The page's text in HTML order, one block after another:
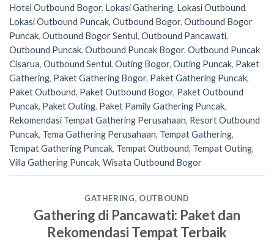
Hotel Outbound Bogor, Lokasi Gathering, Lokasi Outbound,
Lokasi Outbound Puncak, Outbound Bogor, Outbound Bogor
Puncak, Outbound Bogor Sentul, Outbound Pancawati,
Outbound Puncak, Outbound Puncak Bogor, Outbound Puncak
Cisarua, Outbound Sentul, Outing Bogor, Outing Puncak, Paket
Gathering, Paket Gathering Bogor, Paket Gathering Puncak,
Paket Outbound, Paket Outbound Bogor, Paket Outbound
Puncak, Paket Outing, Paket Pamily Gathering Puncak,
Rekomendasi Tempat Gathering Perusahaan, Resort Outbound
Puncak, Tema Gathering Perusahaan, Tempat Gathering,
Tempat Gathering Puncak, Tempat Outbound, Tempat Outing,
Villa Gathering Puncak, Wisata Outbound Bogor
GATHERING, OUTBOUND
Gathering di Pancawati: Paket dan
Rekomendasi Tempat Terbaik